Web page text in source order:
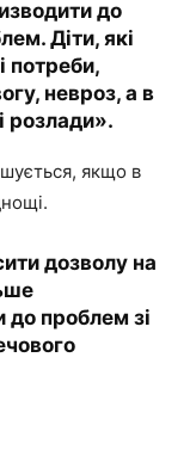
до
Діти, які
потреби,
невроз, а в
розлади».
якщо в
дозволу на
до проблем зі